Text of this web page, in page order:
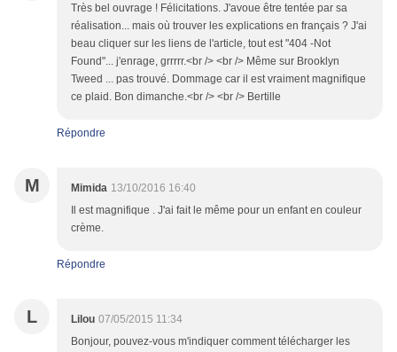
Très bel ouvrage ! Félicitations. J'avoue être tentée par sa
réalisation... mais où trouver les explications en français ? J'ai
beau cliquer sur les liens de l'article, tout est "404 -Not
Found"... j'enrage, grrrrr.<br /> <br /> Même sur Brooklyn
Tweed ... pas trouvé. Dommage car il est vraiment magnifique
ce plaid. Bon dimanche.<br /> <br /> Bertille
Répondre
M Mimida 13/10/2016 16:40
Il est magnifique . J'ai fait le même pour un enfant en couleur
crème.
Répondre
L Lilou 07/05/2015 11:34
Bonjour, pouvez-vous m'indiquer comment télécharger les